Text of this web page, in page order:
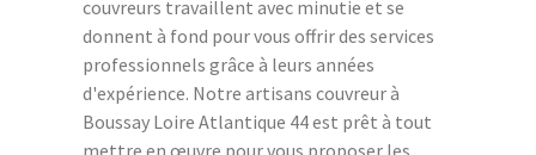
couvreurs travaillent avec minutie et se
donnent à fond pour vous offrir des services
professionnels grâce à leurs années
d'expérience. Notre artisans couvreur à
Boussay Loire Atlantique 44 est prêt à tout